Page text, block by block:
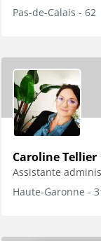
Pas-de-Calais - 62
Caroline Tellier
Assistante
Haute-Garonne -